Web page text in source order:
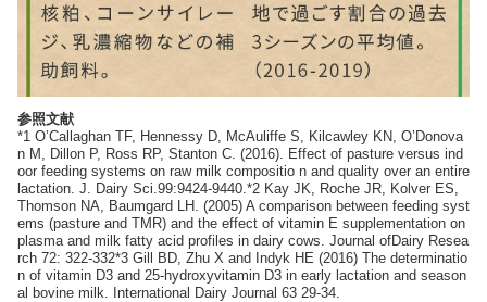
参照文献
*1 O’Callaghan TF, Hennessy D, McAuliffe S, Kilcawley KN, O’Donova
n M, Dillon P, Ross RP, Stanton C. (2016). Effect of pasture versus ind
oor feeding systems on raw milk compositio n and quality over an entire
lactation. J. Dairy Sci.99:9424-9440.*2 Kay JK, Roche JR, Kolver ES,
Thomson NA, Baumgard LH. (2005) A comparison between feeding syst
ems (pasture and TMR) and the effect of vitamin E supplementation on
plasma and milk fatty acid profiles in dairy cows. Journal ofDairy Resea
rch 72: 322-332*3 Gill BD, Zhu X and Indyk HE (2016) The determinatio
n of vitamin D3 and 25-hydroxyvitamin D3 in early lactation and season
al bovine milk. International Dairy Journal 63 29-34.